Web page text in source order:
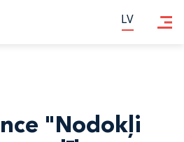
LV
LV
"Nodokļi